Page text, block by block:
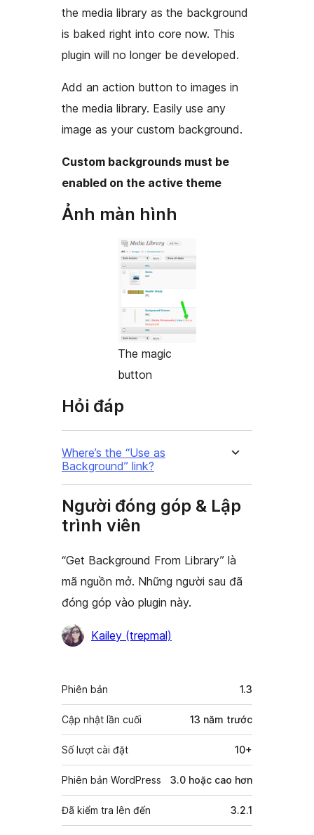
the media library as the background
is baked right into core now. This
plugin will no longer be developed.
Add an action button to images in
the media library. Easily use any
image as your custom background.
Custom backgrounds must be
enabled on the active theme
Ảnh màn hình
The magic
button
Hỏi đáp
Where’s the “Use as
Background” link?
Người đóng góp & Lập
trình viên
“Get Background From Library” là
mã nguồn mở. Những người sau đã
đóng góp vào plugin này.
Những
góp
Kailey (trepmal)
Meta
Phiên bản 1.3
Cập nhật lần cuối 13 năm trước
Số lượt cài đặt 10+
Phiên bản WordPress 3.0 hoặc cao hơn
Đã kiểm tra lên đến 3.2.1